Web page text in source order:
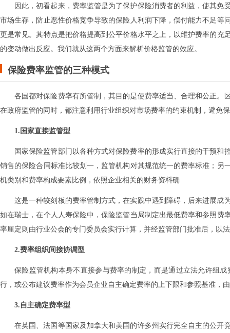
因此，初看起来，费率监管是为了保护保险消费者的利益，使其
市场生存，防止恶性价格竞争导致的保险人利润下降，偿付能力不足
更是常见。其特点是把价格提高到公平价格水平之上，以维护费率的
的变动做出反应。我们就从这两个方面来解析价格监管的效应。
保险费率监管的三种模式
各国都对保险费率有所管制，其目的是使费率适当、合理和公正
在政府监管的同时，都注意利用行业组织对市场费率的约束机制，避免
1.国家直接监管型
国家保险监管部门以各种方式对保险费率的形成实行直接的干预
销售的保险合同标准比较划一，监管机构对其规范统一的费率标准；
机类别和费率构成要素比例，依照企业相关的财务资料确
这是一种较刻板的费率管制方式，在实践中遇到障碍，后来进展
如在瑞士，在个人人寿保险中，保险监管当局制定出最低费率和参照
率厘定则由行业公会的专门委员会实行计算，并经监管部门批准后，以
2.费率组织间接协调型
保险监管机构本身不直接参与费率的制定，而是通过立法允许组
行，或公布建议费率作为会员企业自主确定费率的上下限和参照基准，
3.自主确定费率型
在英国、法国等国家及加拿大和美国的许多州实行完全自主的公